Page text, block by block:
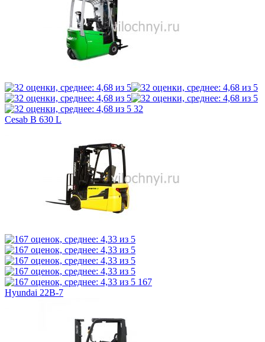
32
Cesab B 630 L
167
Hyundai 22B-7